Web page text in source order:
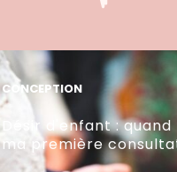
CONCEPTION
Désir d'enfant :
ma première